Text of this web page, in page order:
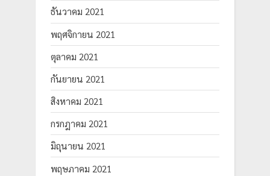
ธันวาคม 2021
พฤศจิกายน 2021
ตุลาคม 2021
กันยายน 2021
สิงหาคม 2021
กรกฎาคม 2021
มิถุนายน 2021
พฤษภาคม 2021